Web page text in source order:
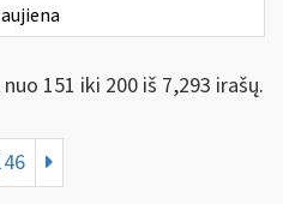
151 iki 200 iš 7,293 irašų.